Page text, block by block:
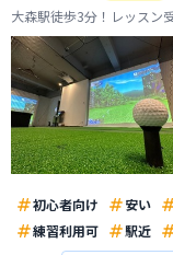
大森駅徒歩3分！レッスン
初心者向け
安い
練習利用可
駅近